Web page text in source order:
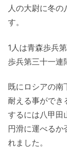
人の大尉に冬の
す。
1人は青森歩兵
歩兵第三十一連
既にロシアの南
耐える事ができ
するには八甲田
円滑に運べるか
れました。